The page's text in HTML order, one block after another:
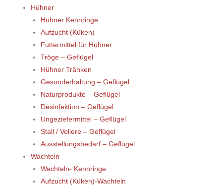
Hühner
Hühner Kennringe
Aufzucht (Küken)
Futtermittel für Hühner
Tröge – Geflügel
Hühner Tränken
Gesunderhaltung – Geflügel
Naturprodukte – Geflügel
Desinfektion – Geflügel
Ungeziefermittel – Geflügel
Stall / Voliere – Geflügel
Ausstellungsbedarf – Geflügel
Wachteln
Wachteln- Kennringe
Aufzucht (Küken)-Wachteln